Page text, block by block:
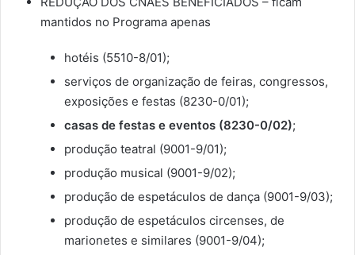
mantidos no Programa apenas
hotéis (5510-8/01);
serviços de organização de feiras, congressos,
exposições e festas (8230-0/01);
casas de festas e eventos (8230-0/02);
produção teatral (9001-9/01);
produção musical (9001-9/02);
produção de espetáculos de dança (9001-9/03);
produção de espetáculos circenses, de
marionetes e similares (9001-9/04);